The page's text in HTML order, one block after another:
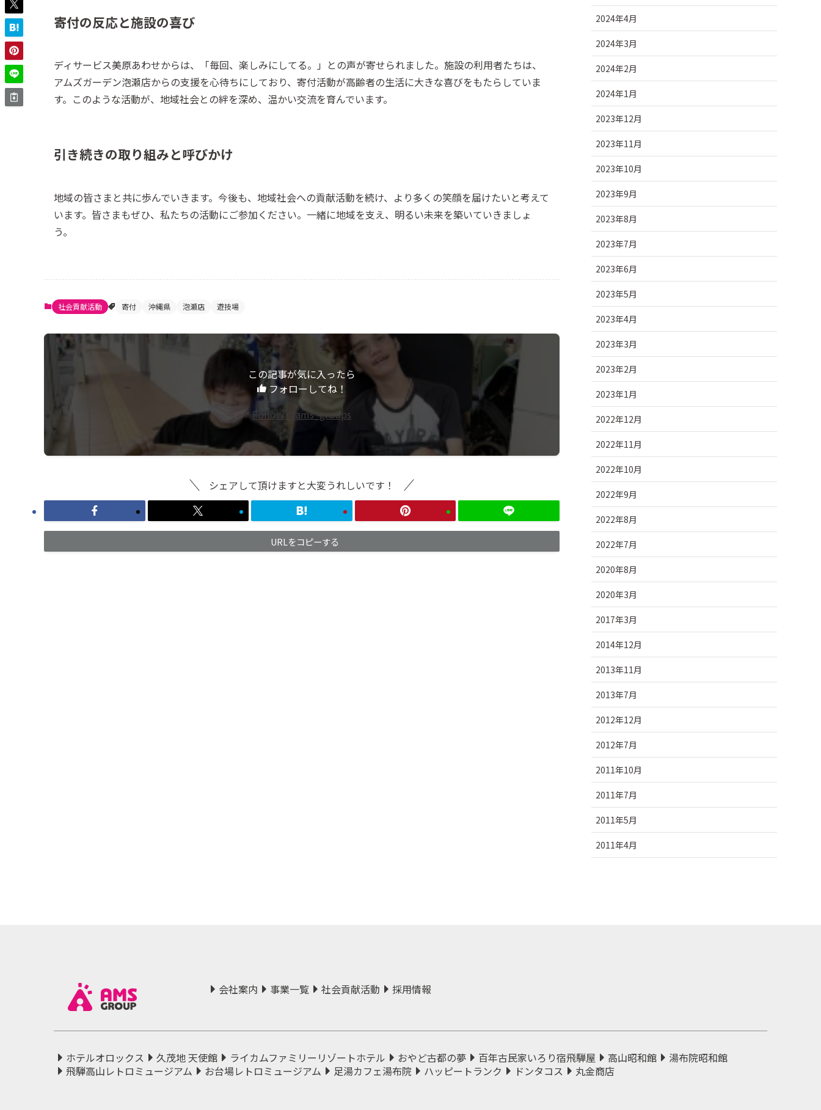
寄付の反応と施設の喜び
ディサービス美原あわせからは、「毎回、楽しみにしてる。」との声が寄せられました。施設の利用者たちは、
アムズガーデン泡瀬店からの支援を心待ちにしており、寄付活動が高齢者の生活に大きな喜びをもたらしていま
す。このような活動が、地域社会との絆を深め、温かい交流を育んでいます。
引き続きの取り組みと呼びかけ
地域の皆さまと共に歩んでいきます。今後も、地域社会への貢献活動を続け、より多くの笑顔を届けたいと考えて
います。皆さまもぜひ、私たちの活動にご参加ください。一緒に地域を支え、明るい未来を築いていきましょ
う。
社会貢献活動 寄付 沖縄県 泡瀬店 遊技場
この記事が気に入ったら
フォローしてね！
Follow @ams_groups
シェアして頂けますと大変うれしいです！
URLをコピーする
2024年4月
2024年3月
2024年2月
2024年1月
2023年12月
2023年11月
2023年10月
2023年9月
2023年8月
2023年7月
2023年6月
2023年5月
2023年4月
2023年3月
2023年2月
2023年1月
2022年12月
2022年11月
2022年10月
2022年9月
2022年8月
2022年7月
2020年8月
2020年3月
2017年3月
2014年12月
2013年11月
2013年7月
2012年12月
2012年7月
2011年10月
2011年7月
2011年5月
2011年4月
会社案内 事業一覧 社会貢献活動 採用情報
ホテルオロックス 久茂地 天使館 ライカムファミリーリゾートホテル おやど古都の夢 百年古民家いろり宿飛騨屋 高山昭和館
湯布院昭和館
飛騨高山レトロミュージアム
お台場レトロミュージアム 足湯カフェ湯布院 ハッピートランク ドンタコス 丸金商店